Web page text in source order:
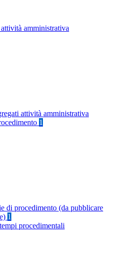
amministrativa
attività amministrativa
1
di procedimento (da pubblicare
1
procedimentali